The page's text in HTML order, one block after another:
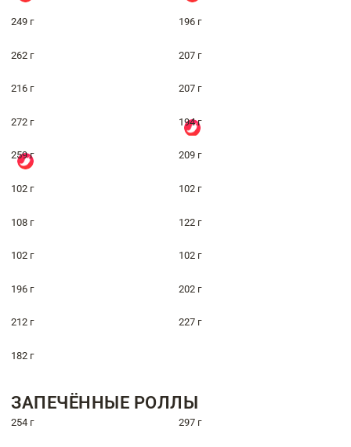
249 г 196 г
262 г 207 г
216 г 207 г
272 г 194 г
259 г 209 г
102 г 102 г
108 г 122 г
102 г 102 г
196 г 202 г
212 г 227 г
182 г
ЗАПЕЧЁННЫЕ РОЛЛЫ
254 г 297 г